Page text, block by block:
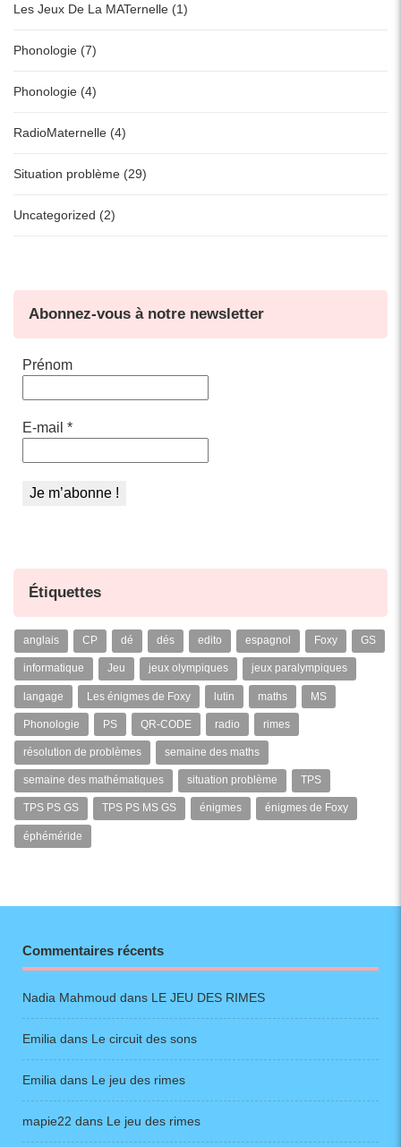
Les Jeux De La MATernelle (1)
Phonologie (7)
Phonologie (4)
RadioMaternelle (4)
Situation problème (29)
Uncategorized (2)
Abonnez-vous à notre newsletter
Prénom
E-mail *
Étiquettes
anglais CP dé dés edito espagnol Foxy GS
informatique Jeu jeux olympiques jeux paralympiques
langage Les énigmes de Foxy lutin maths MS
Phonologie PS QR-CODE radio rimes
résolution de problèmes semaine des maths
semaine des mathématiques situation problème TPS
TPS PS GS TPS PS MS GS énigmes énigmes de Foxy
éphéméride
Commentaires récents
Nadia Mahmoud dans LE JEU DES RIMES
Emilia dans Le circuit des sons
Emilia dans Le jeu des rimes
mapie22 dans Le jeu des rimes